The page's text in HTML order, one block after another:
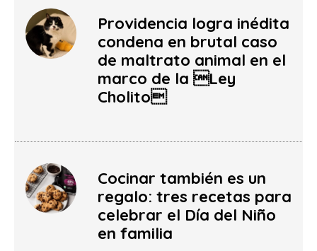
Providencia logra inédita
condena en brutal caso
de maltrato animal en el
marco de la Ley
Cholito
Cocinar también es un
regalo: tres recetas para
celebrar el Día del Niño
en familia